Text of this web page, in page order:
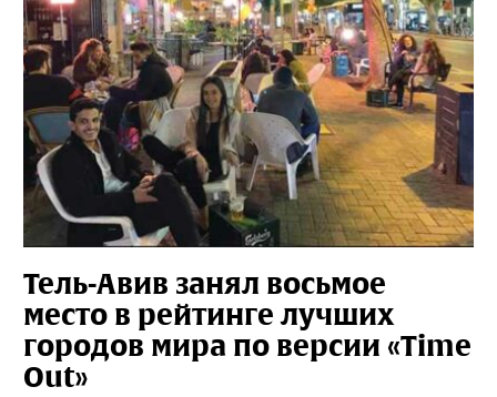
Тель-Авив занял восьмое
место в рейтинге лучших
городов мира по версии «Time
Out»